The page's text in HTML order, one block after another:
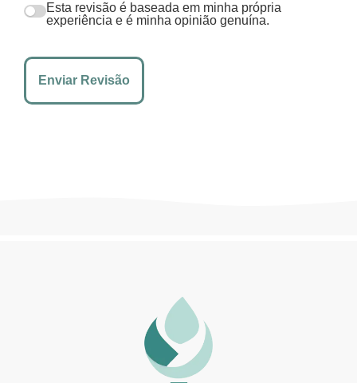
Esta revisão é baseada em minha própria
experiência e é minha opinião genuína.
Enviar Revisão